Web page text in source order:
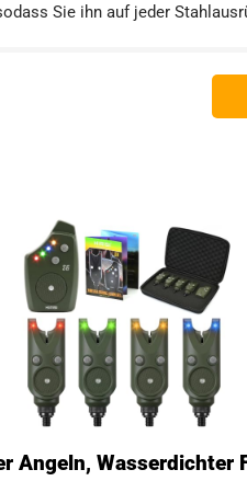
Sie ihn auf jeder
Angeln, Wasserdichter